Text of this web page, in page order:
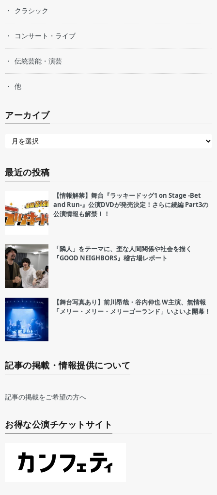
クラシック
コンサート・ライブ
伝統芸能・演芸
他
アーカイブ
最近の投稿
【情報解禁】舞台『ラッキードッグ1 on Stage -Bet
and Run-』公演DVDが発売決定！さらに続編 Part3の
公演情報も解禁！！
「隣人」をテーマに、歪な人間関係や社会を描く
『GOOD NEIGHBORS』稽古場レポート
【舞台写真あり】前川昂哉・谷内伸也 W主演、無情報
「メリー・メリー・メリーゴーランド」いよいよ開幕！
記事の掲載・情報提供について
記事の掲載をご希望の方へ
お得な公演チケットサイト